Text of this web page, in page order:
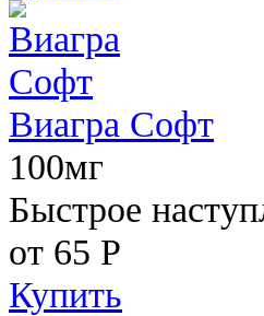
Виагра Софт
100мг
Быстрое
от 65 Р
Купить